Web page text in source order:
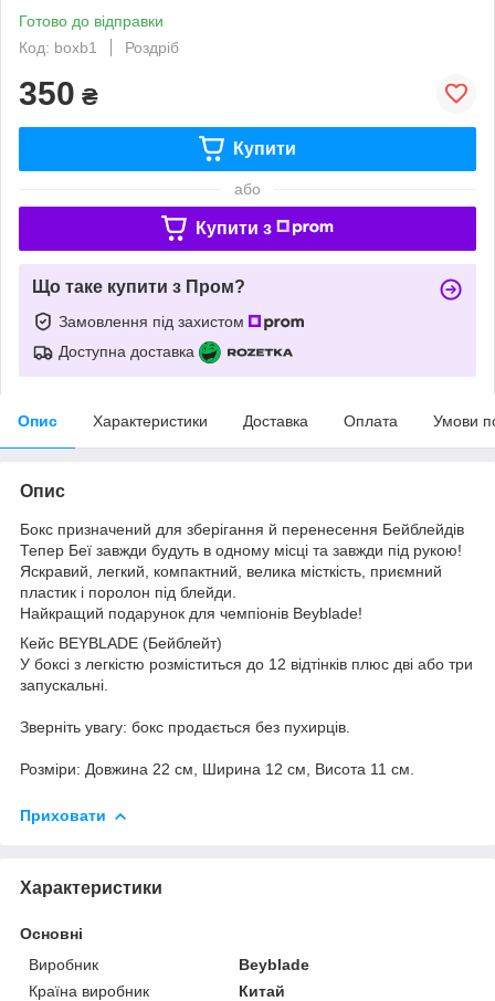
Готово до відправки
Код: boxb1
Роздріб
350 ₴
Купити
або
Купити з
Що таке купити з Пром?
Замовлення під захистом
Доступна доставка
Опис Характеристики Доставка Оплата Умови
Опис
Бокс призначений для зберігання й перенесення Бейблейдів
Тепер Беї завжди будуть в одному місці та завжди під рукою!
Яскравий, легкий, компактний, велика місткість, приємний
пластик і поролон під блейди.
Найкращий подарунок для чемпіонів Beyblade!
Кейс BEYBLADE (Бейблейт)
У боксі з легкістю розміститься до 12 відтінків плюс дві або три
запускальні.
Зверніть увагу: бокс продається без пухирців.
Розміри: Довжина 22 см, Ширина 12 см, Висота 11 см.
Приховати
Характеристики
Основні
Виробник
Beyblade
Країна виробник
Китай